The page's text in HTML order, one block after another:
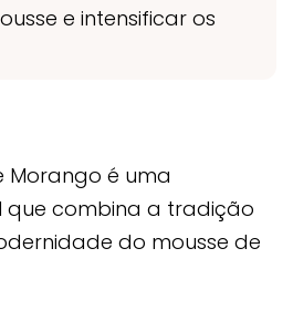
e intensificar os
Morango é uma
que combina a tradição
do mousse de